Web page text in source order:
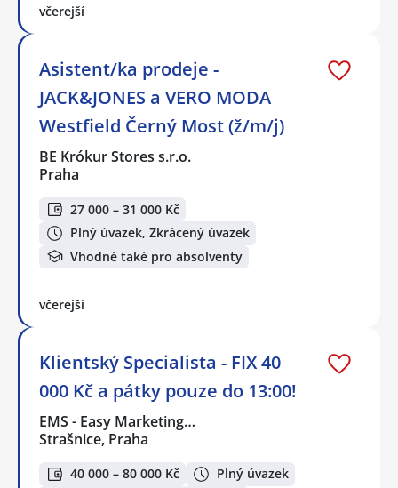
včerejší
Asistent/ka prodeje -
JACK&JONES a VERO MODA
Westfield Černý Most (ž/m/j)
BE Krókur Stores s.r.o.
Praha
27 000 – 31 000 Kč
Plný úvazek, Zkrácený úvazek
Vhodné také pro absolventy
včerejší
Klientský Specialista - FIX 40
000 Kč a pátky pouze do 13:00!
EMS - Easy Marketing…
Strašnice, Praha
40 000 – 80 000 Kč
Plný úvazek